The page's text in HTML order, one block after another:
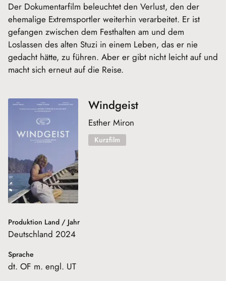
Der Dokumentarfilm beleuchtet den Verlust, den der
ehemalige Extremsportler weiterhin verarbeitet. Er ist
gefangen zwischen dem Festhalten am und dem
Loslassen des alten Stuzi in einem Leben, das er nie
gedacht hätte, zu führen. Aber er gibt nicht leicht auf und
macht sich erneut auf die Reise.
Windgeist
Esther Miron
Kurzfilm
Produktion Land / Jahr
Deutschland 2024
Sprache
dt. OF m. engl. UT